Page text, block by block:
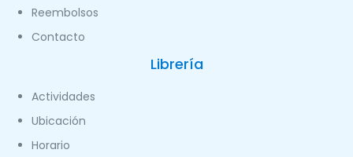
Reembolsos
Contacto
Librería
Actividades
Ubicación
Horario